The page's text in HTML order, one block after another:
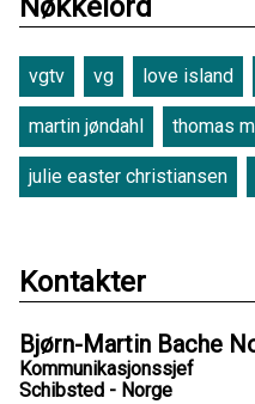
Nøkkelord
vgtv vg love island
martin jøndahl thomas
julie easter christiansen
Kontakter
Bjørn-Martin Bache
Kommunikasjonssjef
Schibsted - Norge